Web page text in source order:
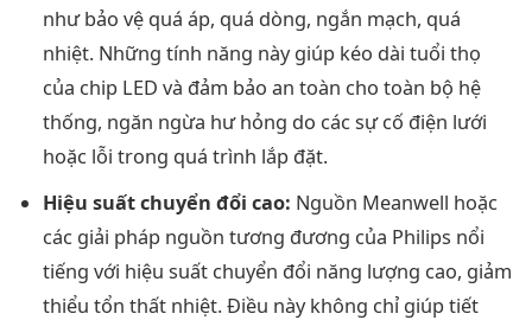
như bảo vệ quá áp, quá dòng, ngắn mạch, quá
nhiệt. Những tính năng này giúp kéo dài tuổi thọ
của chip LED và đảm bảo an toàn cho toàn bộ hệ
thống, ngăn ngừa hư hỏng do các sự cố điện lưới
hoặc lỗi trong quá trình lắp đặt.
Hiệu suất chuyển đổi cao: Nguồn Meanwell hoặc
các giải pháp nguồn tương đương của Philips nổi
tiếng với hiệu suất chuyển đổi năng lượng cao, giảm
thiểu tổn thất nhiệt. Điều này không chỉ giúp tiết